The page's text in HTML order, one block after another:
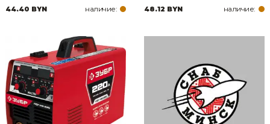
44.40 BYN наличие: 48.12 BYN наличие: